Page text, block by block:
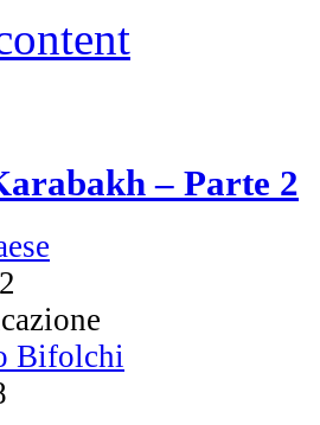
– Parte 2
Bifolchi